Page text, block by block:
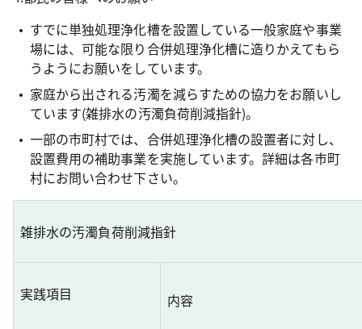
すでに単独処理浄化槽を設置している一般家庭や事業
場には、可能な限り合併処理浄化槽に造りかえてもら
うようにお願いをしています。
家庭から出される汚濁を減らすための協力をお願いし
ています(雑排水の汚濁負荷削減指針)。
一部の市町村では、合併処理浄化槽の設置者に対し、
設置費用の補助事業を実施しています。詳細は各市町
村にお問い合わせ下さい。
雑排水の汚濁負荷削減指針
実践項目 内容